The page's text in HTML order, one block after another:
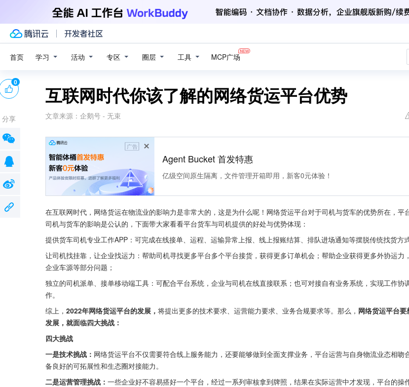
首页 学习 活动 专区 圈层 工具 MCP广场
互联网时代你该了解的网络货运平台优势
文章来源： 企鹅号 - 无束
广告
Agent Bucket 首发特惠
亿级空间原生隔离，文件管理开箱即用，新客0元体验！
在互联网时代，网络货运在物流业的影响力是非常大的，这是为什么呢！网络货运平台对于司机与货车的优势所在，平
司机与货车的影响是公认的，下面带大家看看平台货车与司机提供的好处与优势体现：
提供货车司机专业工作APP：可完成在线接单、运程、运输异常上报、线上报账结算、排队进场通知等摆脱传统找货方
让司机找挂靠，让企业找运力：帮助司机寻找更多平台多个平台接货，获得更多订单机会；帮助企业获得更多外协运力
企业车源等部分问题；
独立的司机派单、接单移动端工具：可配合平台系统，企业与司机在线直接联系；也可对接自有业务系统，实现工作协
作。
综上， 2022年网络货运平台的发展， 将提出更多的技术要求、运营能力要求、业务合规要求等。那么， 网络货运平台要
发展，就面临四大挑战：
四大挑战
一是技术挑战： 网络货运平台不仅需要符合线上服务能力，还要能够做到全面支撑业务，平台运营与自身物流业态相吻
备良好的可拓展性和生态圈对接能力。
二是运营管理挑战： 一些企业好不容易搭好一个平台，经过一系列审核拿到牌照，结果在实际运营中才发现，平台的操
0
分享